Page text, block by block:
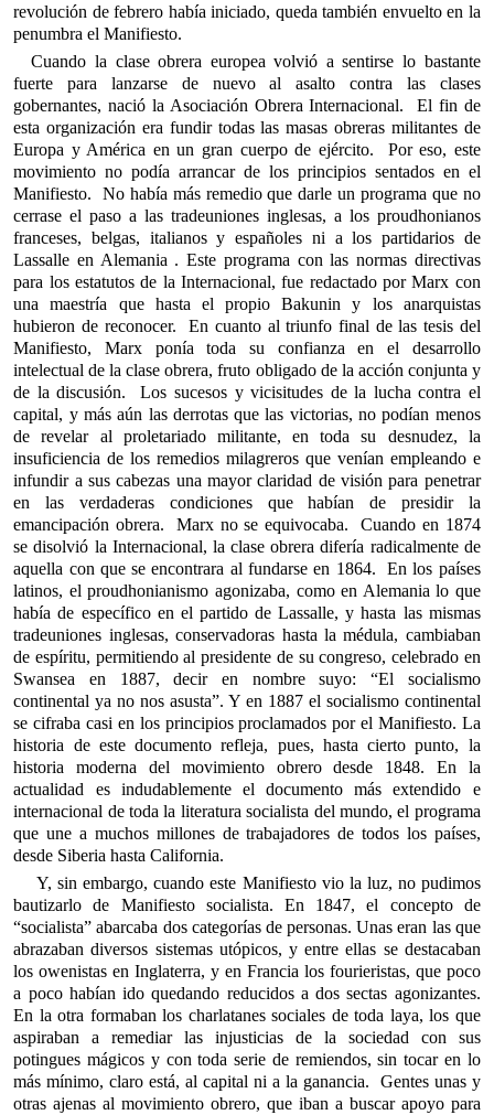
revolución de febrero había iniciado, queda también envuelto en la
penumbra el Manifiesto.
Cuando la clase obrera europea volvió a sentirse lo bastante
fuerte para lanzarse de nuevo al asalto contra las clases
gobernantes, nació la Asociación Obrera Internacional. El fin de
esta organización era fundir todas las masas obreras militantes de
Europa y América en un gran cuerpo de ejército. Por eso, este
movimiento no podía arrancar de los principios sentados en el
Manifiesto. No había más remedio que darle un programa que no
cerrase el paso a las tradeuniones inglesas, a los proudhonianos
franceses, belgas, italianos y españoles ni a los partidarios de
Lassalle en Alemania . Este programa con las normas directivas
para los estatutos de la Internacional, fue redactado por Marx con
una maestría que hasta el propio Bakunin y los anarquistas
hubieron de reconocer. En cuanto al triunfo final de las tesis del
Manifiesto, Marx ponía toda su confianza en el desarrollo
intelectual de la clase obrera, fruto obligado de la acción conjunta y
de la discusión. Los sucesos y vicisitudes de la lucha contra el
capital, y más aún las derrotas que las victorias, no podían menos
de revelar al proletariado militante, en toda su desnudez, la
insuficiencia de los remedios milagreros que venían empleando e
infundir a sus cabezas una mayor claridad de visión para penetrar
en las verdaderas condiciones que habían de presidir la
emancipación obrera. Marx no se equivocaba. Cuando en 1874
se disolvió la Internacional, la clase obrera difería radicalmente de
aquella con que se encontrara al fundarse en 1864. En los países
latinos, el proudhonianismo agonizaba, como en Alemania lo que
había de específico en el partido de Lassalle, y hasta las mismas
tradeuniones inglesas, conservadoras hasta la médula, cambiaban
de espíritu, permitiendo al presidente de su congreso, celebrado en
Swansea en 1887, decir en nombre suyo: “El socialismo
continental ya no nos asusta”. Y en 1887 el socialismo continental
se cifraba casi en los principios proclamados por el Manifiesto. La
historia de este documento refleja, pues, hasta cierto punto, la
historia moderna del movimiento obrero desde 1848. En la
actualidad es indudablemente el documento más extendido e
internacional de toda la literatura socialista del mundo, el programa
que une a muchos millones de trabajadores de todos los países,
desde Siberia hasta California.
Y, sin embargo, cuando este Manifiesto vio la luz, no pudimos
bautizarlo de Manifiesto socialista. En 1847, el concepto de
“socialista” abarcaba dos categorías de personas. Unas eran las que
abrazaban diversos sistemas utópicos, y entre ellas se destacaban
los owenistas en Inglaterra, y en Francia los fourieristas, que poco
a poco habían ido quedando reducidos a dos sectas agonizantes.
En la otra formaban los charlatanes sociales de toda laya, los que
aspiraban a remediar las injusticias de la sociedad con sus
potingues mágicos y con toda serie de remiendos, sin tocar en lo
más mínimo, claro está, al capital ni a la ganancia. Gentes unas y
otras ajenas al movimiento obrero, que iban a buscar apoyo para